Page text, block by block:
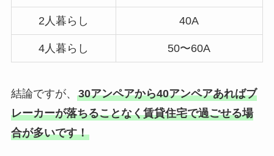
2人暮らし 40A
4人暮らし 50〜60A
結論ですが、 30アンペアから40アンペアあればブ
レーカーが落ちることなく賃貸住宅で過ごせる場
合が多いです！